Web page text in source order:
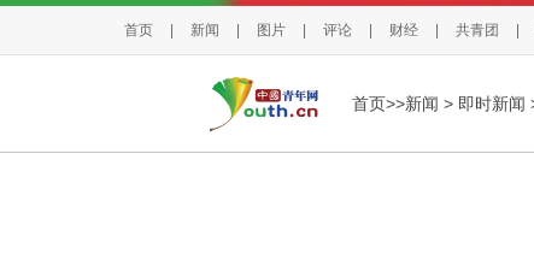
首页 新闻 图片 评论 财经 共青团
首页>>新闻 > 即时新闻